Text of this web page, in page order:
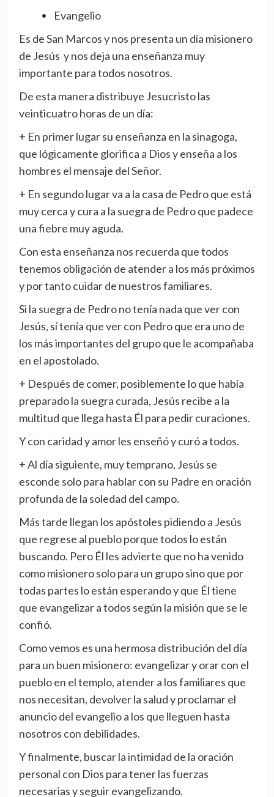
Evangelio
Es de San Marcos y nos presenta un día misionero
de Jesús y nos deja una enseñanza muy
importante para todos nosotros.
De esta manera distribuye Jesucristo las
veinticuatro horas de un día:
+ En primer lugar su enseñanza en la sinagoga,
que lógicamente glorifica a Dios y enseña a los
hombres el mensaje del Señor.
+ En segundo lugar va a la casa de Pedro que está
muy cerca y cura a la suegra de Pedro que padece
una fiebre muy aguda.
Con esta enseñanza nos recuerda que todos
tenemos obligación de atender a los más próximos
y por tanto cuidar de nuestros familiares.
Si la suegra de Pedro no tenía nada que ver con
Jesús, sí tenía que ver con Pedro que era uno de
los más importantes del grupo que le acompañaba
en el apostolado.
+ Después de comer, posiblemente lo que había
preparado la suegra curada, Jesús recibe a la
multitud que llega hasta Él para pedir curaciones.
Y con caridad y amor les enseñó y curó a todos.
+ Al día siguiente, muy temprano, Jesús se
esconde solo para hablar con su Padre en oración
profunda de la soledad del campo.
Más tarde llegan los apóstoles pidiendo a Jesús
que regrese al pueblo porque todos lo están
buscando. Pero Él les advierte que no ha venido
como misionero solo para un grupo sino que por
todas partes lo están esperando y que Él tiene
que evangelizar a todos según la misión que se le
confió.
Como vemos es una hermosa distribución del día
para un buen misionero: evangelizar y orar con el
pueblo en el templo, atender a los familiares que
nos necesitan, devolver la salud y proclamar el
anuncio del evangelio a los que lleguen hasta
nosotros con debilidades.
Y finalmente, buscar la intimidad de la oración
personal con Dios para tener las fuerzas
necesarias y seguir evangelizando.